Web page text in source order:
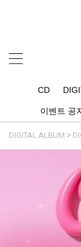
CD
이벤트 공지
DIGITAL ALBUM